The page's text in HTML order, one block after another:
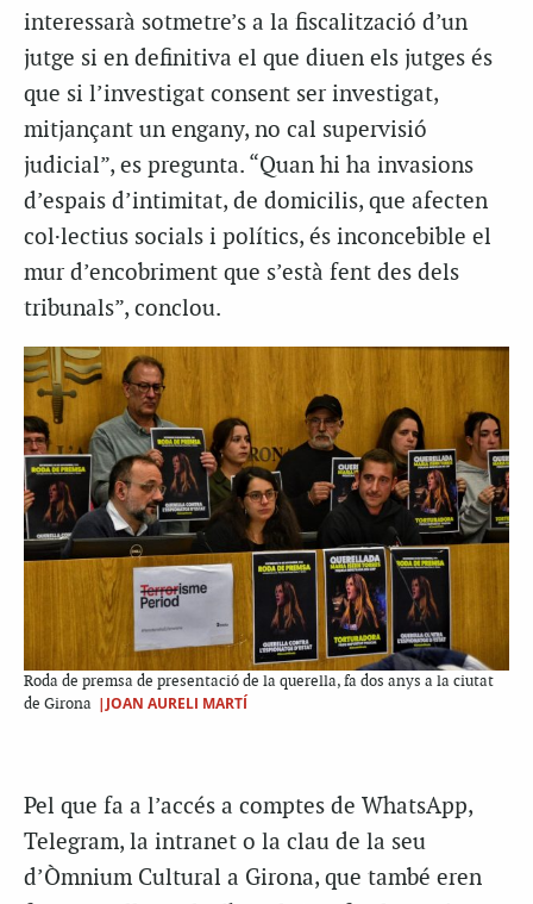
interessarà sotmetre’s a la fiscalització d’un
jutge si en definitiva el que diuen els jutges és
que si l’investigat consent ser investigat,
mitjançant un engany, no cal supervisió
judicial”, es pregunta. “Quan hi ha invasions
d’espais d’intimitat, de domicilis, que afecten
col·lectius socials i polítics, és inconcebible el
mur d’encobriment que s’està fent des dels
tribunals”, conclou.
Roda de premsa de presentació de la querella, fa dos anys a la ciutat
de Girona |JOAN AURELI MARTÍ
Pel que fa a l’accés a comptes de WhatsApp,
Telegram, la intranet o la clau de la seu
d’Òmnium Cultural a Girona, que també eren